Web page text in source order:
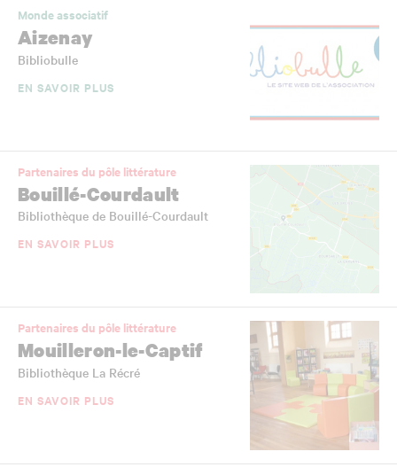
Monde associatif
Aizenay
Bibliobulle
EN SAVOIR PLUS
Partenaires du pôle littérature
Bouillé-Courdault
Bibliothèque de Bouillé-Courdault
EN SAVOIR PLUS
Partenaires du pôle littérature
Mouilleron-le-Captif
Bibliothèque La Récré
EN SAVOIR PLUS